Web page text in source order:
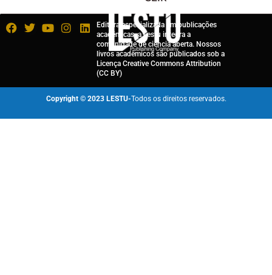
Editora especializada em publicações
acadêmicas, a Lestu integra a
comunidade de ciência aberta. Nossos
livros acadêmicos são publicados sob a
Licença Creative Commons Attribution
(CC BY)
Copyright © 2023 LESTU-Todos os direitos reservados.